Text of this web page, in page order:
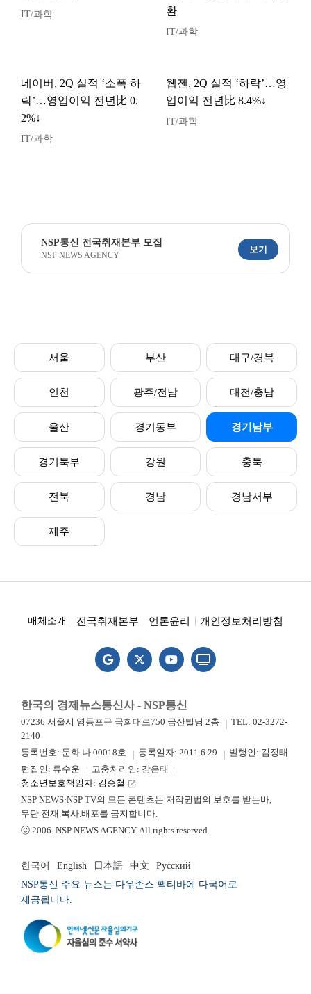
IT/과학
환
IT/과학
네이버, 2Q 실적 ‘소폭 하
락’…영업이익 전년比 0.
2%↓
IT/과학
웹젠, 2Q 실적 ‘하락’…영
업이익 전년比 8.4%↓
IT/과학
NSP통신 전국취재본부 모집
NSP NEWS AGENCY
보기
서울 부산 대구/경북
인천 광주/전남 대전/충남
울산 경기동부 경기남부
경기북부 강원 충북
전북 경남 경남서부
제주
매체소개 전국취재본부 언론윤리 개인정보처리방침
한국의 경제뉴스통신사 - NSP통신
07236 서울시 영등포구 국회대로750 금산빌딩 2층
TEL: 02-3272-
2140
등록번호: 문화 나 00018호
등록일자: 2011.6.29
발행인: 김정태
편집인: 류수운
고충처리인: 강은태
청소년보호책임자: 김승철 launch
NSP NEWS·NSP TV의 모든 콘텐츠는 저작권법의 보호를 받는바,
무단 전재.복사.배포를 금지합니다.
ⓒ 2006. NSP NEWS AGENCY. All rights reserved.
한국어 English 日本語 中文
Русский
NSP통신 주요 뉴스는 다우존스 팩티바에 다국어로
제공됩니다.